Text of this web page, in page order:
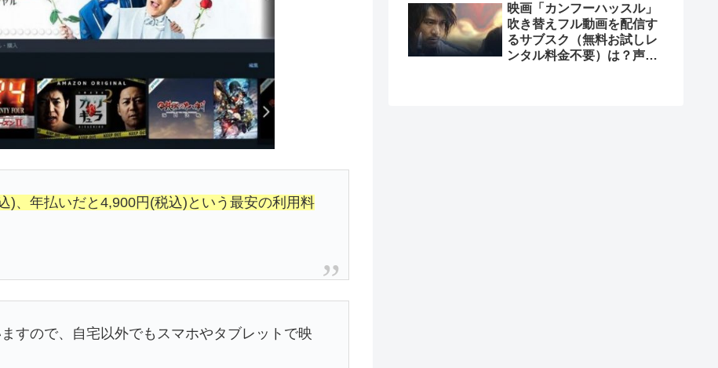
)、年払いだと4,900円(税込)という最安の利用料
すので、自宅以外でもスマホやタブレットで映
映画「カンフーハッスル」
吹き替えフル動画を配信す
るサブスク（無料お試しレ
ンタル料金不要）は？声優